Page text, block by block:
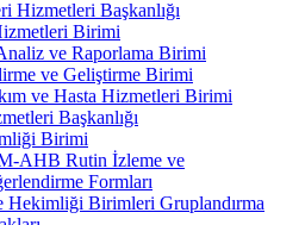
Hizmetleri Başkanlığı
Birimi
ve Raporlama Birimi
ve Geliştirme Birimi
ve Hasta Hizmetleri Birimi
Başkanlığı
Birimi
AHB Rutin İzleme ve
Formları
Hekimliği Birimleri Gruplandırma